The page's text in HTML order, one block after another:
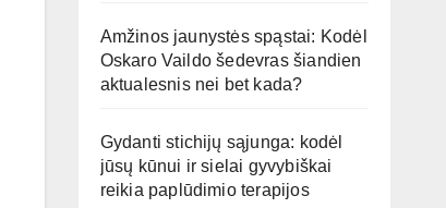
Amžinos jaunystės spąstai: Kodėl
Oskaro Vaildo šedevras šiandien
aktualesnis nei bet kada?
Gydanti stichijų sąjunga: kodėl
jūsų kūnui ir sielai gyvybiškai
reikia paplūdimio terapijos